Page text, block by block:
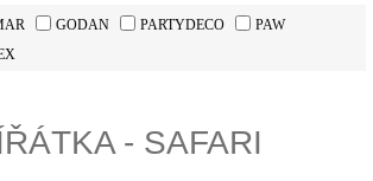
GODAN PARTYDECO
PAW
- SAFARI